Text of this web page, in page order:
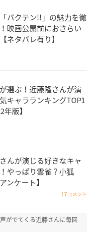
バクテン!!」の魅力を徹
映画公開前におさらい
ネタバレ有り】
選ぶ！近藤隆さんが演
キャラランキングTOP1
版】
んが演じる好きなキャ
やっぱり雲雀？小狐
ンケート】
17コメント
がでてくる近藤さんに毎回